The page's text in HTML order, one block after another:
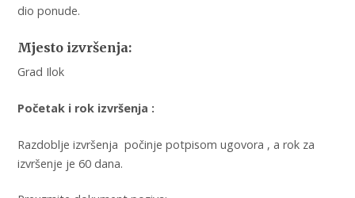
dio ponude.
Mjesto izvršenja:
Grad Ilok
Početak i rok izvršenja :
Razdoblje izvršenja počinje potpisom ugovora , a rok za
izvršenje je 60 dana.